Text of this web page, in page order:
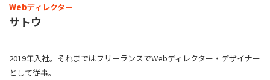
Webディレクター
サトウ
2019年入社。それまではフリーランスでWebディレクター・デザイナー
として従事。